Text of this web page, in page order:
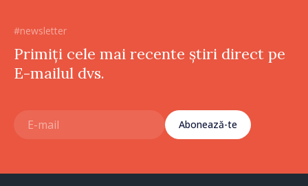
#newsletter
Primiți cele mai recente știri direct pe
E-mailul dvs.
Abonează-te